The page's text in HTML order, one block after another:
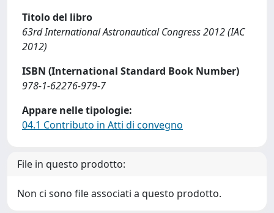
Titolo del libro
63rd International Astronautical Congress 2012 (IAC
2012)
ISBN (International Standard Book Number)
978-1-62276-979-7
Appare nelle tipologie:
04.1 Contributo in Atti di convegno
File in questo prodotto:
Non ci sono file associati a questo prodotto.